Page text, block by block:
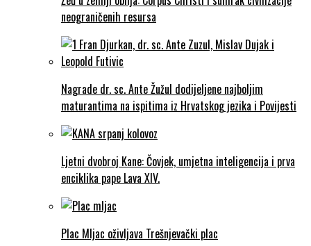
neograničenih resursa
Nagrade dr. sc. Ante Žužul dodijeljene najboljim
maturantima na ispitima iz Hrvatskog jezika i Povijesti
Ljetni dvobroj Kane: Čovjek, umjetna inteligencija i prva
enciklika pape Lava XIV.
Plac Mljac oživljava Trešnjevački plac